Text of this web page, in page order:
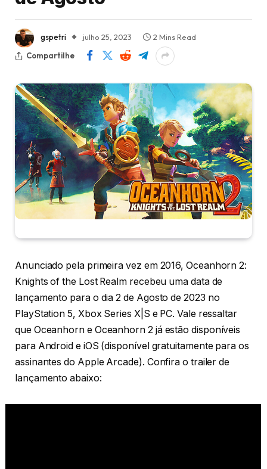
gspetri julho 25, 2023
2 Mins Read
Compartilhe
Anunciado pela primeira vez em 2016, Oceanhorn 2:
Knights of the Lost Realm recebeu uma data de
lançamento para o dia 2 de Agosto de 2023 no
PlayStation 5, Xbox Series X|S e PC. Vale ressaltar
que Oceanhorn e Oceanhorn 2 já estão disponíveis
para Android e iOS (disponível gratuitamente para os
assinantes do Apple Arcade). Confira o trailer de
lançamento abaixo: